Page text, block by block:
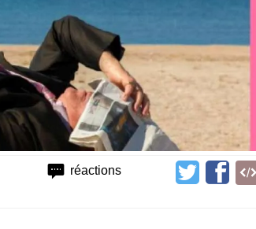
réactions